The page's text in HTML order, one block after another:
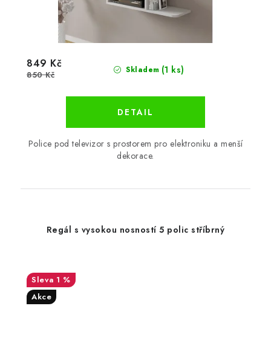
Skladem (1 ks)
849 Kč
850 Kč
Police pod televizor s prostorem pro elektroniku a menší
dekorace.
Regál s vysokou nosností 5 polic stříbrný
1 %
Akce